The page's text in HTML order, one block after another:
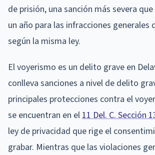
de prisión, una sanción más severa
un año para las infracciones generales
según la misma ley.
El voyerismo es un delito grave en
conlleva sanciones a nivel de delito
principales protecciones contra el
se encuentran en el 11 Del. C. Sección
ley de privacidad que rige el
grabar. Mientras que las violaciones